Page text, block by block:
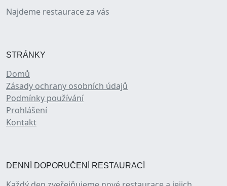
Najdeme restaurace za vás
STRÁNKY
Domů
Zásady ochrany osobních údajů
Podmínky používání
Prohlášení
Kontakt
DENNÍ DOPORUČENÍ RESTAURACÍ